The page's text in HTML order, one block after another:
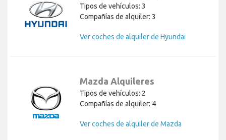
Tipos de vehículos: 3
Compañías de alquiler: 3
Ver coches de alquiler de Hyundai
Mazda Alquileres
Tipos de vehículos: 2
Compañías de alquiler: 4
Ver coches de alquiler de Mazda